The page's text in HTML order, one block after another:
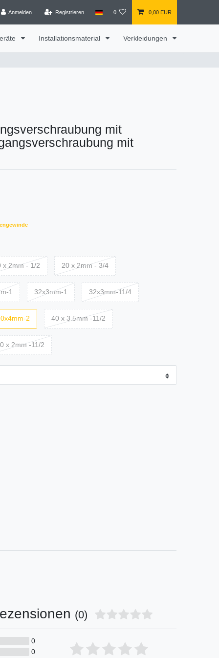
Anmelden Registrieren 0 0,00 EUR
Installationsmaterial Verkleidungen
mit
mit
x 2mm - 1/2 20 x 2mm - 3/4
1 32x3mm-1 32x3mm-11/4
2 40 x 3.5mm -11/2
x 2mm -11/2
(0)
0
0
Bewertungssterne
4
3
2
1